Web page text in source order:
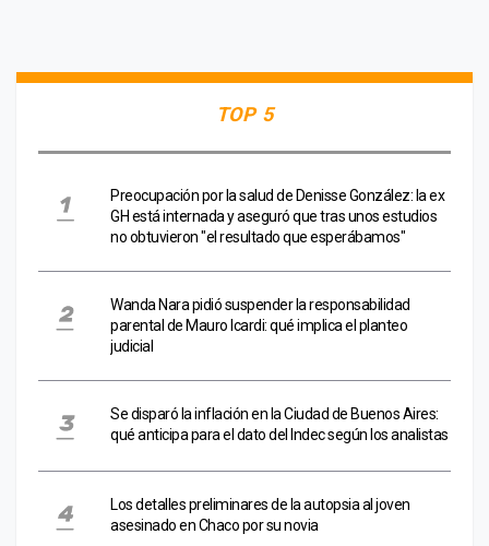
TOP 5
Preocupación por la salud de Denisse González: la ex
GH está internada y aseguró que tras unos estudios
no obtuvieron "el resultado que esperábamos"
Wanda Nara pidió suspender la responsabilidad
parental de Mauro Icardi: qué implica el planteo
judicial
Se disparó la inflación en la Ciudad de Buenos Aires:
qué anticipa para el dato del Indec según los analistas
Los detalles preliminares de la autopsia al joven
asesinado en Chaco por su novia